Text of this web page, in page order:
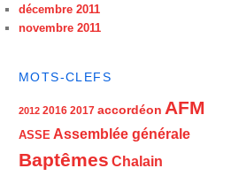
décembre 2011
novembre 2011
MOTS-CLEFS
2012 2016 2017 accordéon AFM
ASSE Assemblée générale
Baptêmes Chalain